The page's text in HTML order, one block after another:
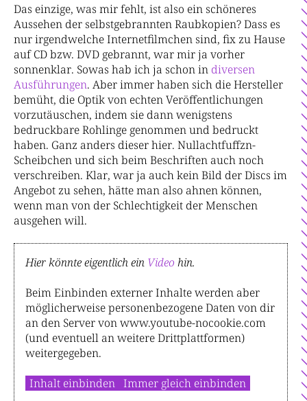
Das einzige, was mir fehlt, ist also ein schöneres
Aussehen der selbstgebrannten Raubkopien? Dass es
nur irgendwelche Internetfilmchen sind, fix zu Hause
auf CD bzw. DVD gebrannt, war mir ja vorher
sonnenklar. Sowas hab ich ja schon in diversen
Ausführungen. Aber immer haben sich die Hersteller
bemüht, die Optik von echten Veröffentlichungen
vorzutäuschen, indem sie dann wenigstens
bedruckbare Rohlinge genommen und bedruckt
haben. Ganz anders dieser hier. Nullachtfuffzn-
Scheibchen und sich beim Beschriften auch noch
verschreiben. Klar, war ja auch kein Bild der Discs im
Angebot zu sehen, hätte man also ahnen können,
wenn man von der Schlechtigkeit der Menschen
ausgehen will.
Hier könnte eigentlich ein Video hin.
Beim Einbinden externer Inhalte werden aber
möglicherweise personenbezogene Daten von dir
an den Server von www.youtube-nocookie.com
(und eventuell an weitere Drittplattformen)
weitergegeben.
Inhalt einbinden Immer gleich einbinden